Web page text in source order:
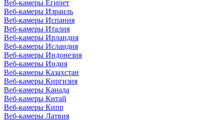
Веб-камеры Египет
Веб-камеры Израиль
Веб-камеры Испания
Веб-камеры Италия
Веб-камеры Ирландия
Веб-камеры Исландия
Веб-камеры Индонезия
Веб-камеры Индия
Веб-камеры Казахстан
Веб-камеры Киргизия
Веб-камеры Канада
Веб-камеры Китай
Веб-камеры Кипр
Веб-камеры Латвия